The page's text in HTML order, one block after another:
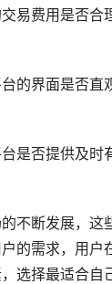
易费用是否合
的界面是否直
是否提供及时
不断发展，这
的需求，用户
选择最适合自